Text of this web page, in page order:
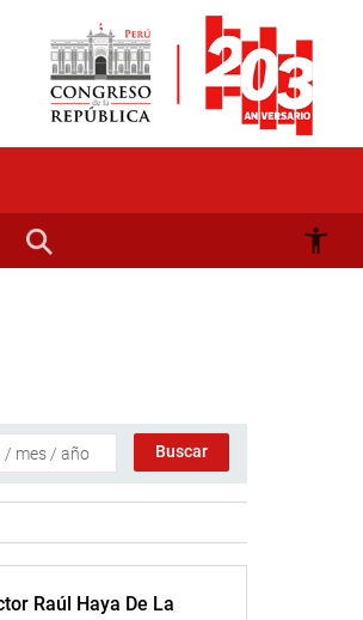
/ mes / año
Raúl Haya De La